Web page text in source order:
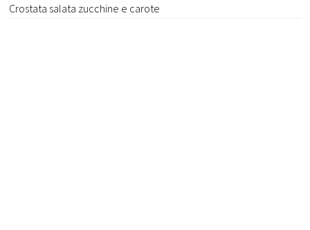
Crostata salata zucchine e carote